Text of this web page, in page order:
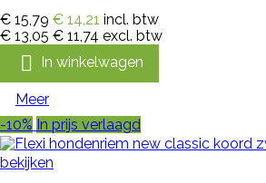
€ 15,79 € 14,21 incl. btw
€ 13,05 € 11,74 excl. btw
 In winkelwagen
Meer
-10% In prijs verlaagd
bekijken